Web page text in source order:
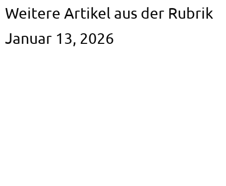
Weitere Artikel aus der Rubrik
Januar 13, 2026